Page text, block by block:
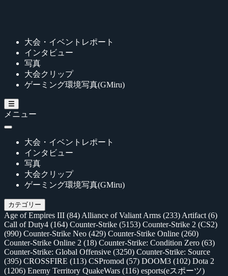
大会・イベントレポート
インタビュー
写真
大会クリップ
ゲーミング環境写真(GMiru)
メニュー
大会・イベントレポート
インタビュー
写真
大会クリップ
ゲーミング環境写真(GMiru)
カテゴリー
Age of Empires III (84) Alliance of Valiant Arms (233) Artifact (6)
Call of Duty4 (164) Counter-Strike (5153) Counter-Strike 2 (CS2)
(990) Counter-Strike Neo (429) Counter-Strike Online (260)
Counter-Strike Online 2 (18) Counter-Strike: Condition Zero (63)
Counter-Strike: Global Offensive (3250) Counter-Strike: Source
(395) CROSSFIRE (113) CSPromod (57) DOOM3 (102) Dota 2
(1206) Enemy Territory QuakeWars (116) esports(eスポーツ)